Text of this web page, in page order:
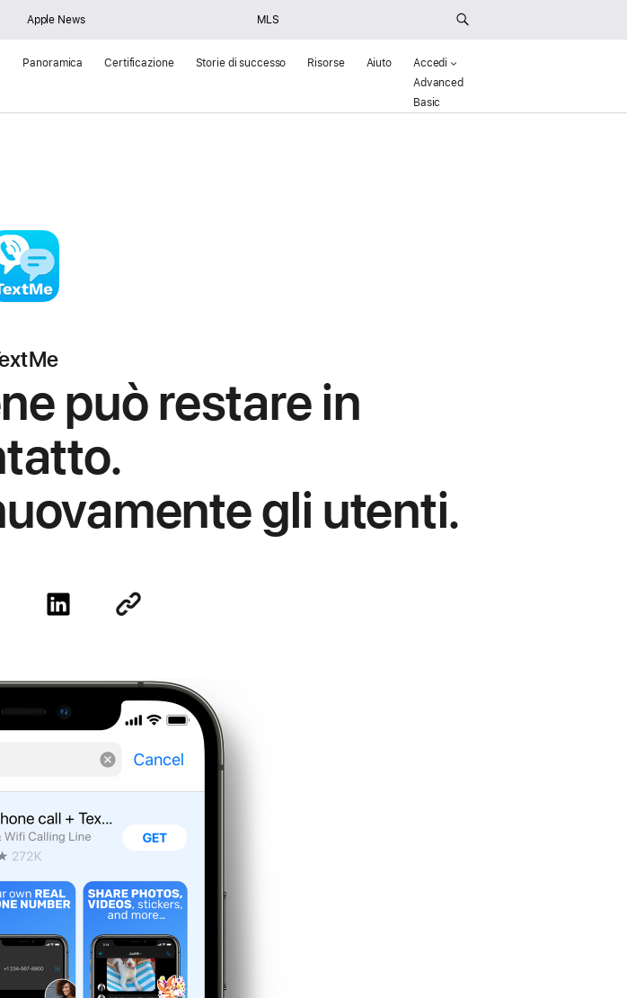
Apple News MLS
Panoramica Certificazione Storie di successo Risorse Aiuto
Accedi
Advanced
Basic
può restare in
gli utenti.